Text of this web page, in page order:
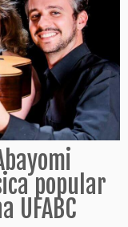
popular
UFABC